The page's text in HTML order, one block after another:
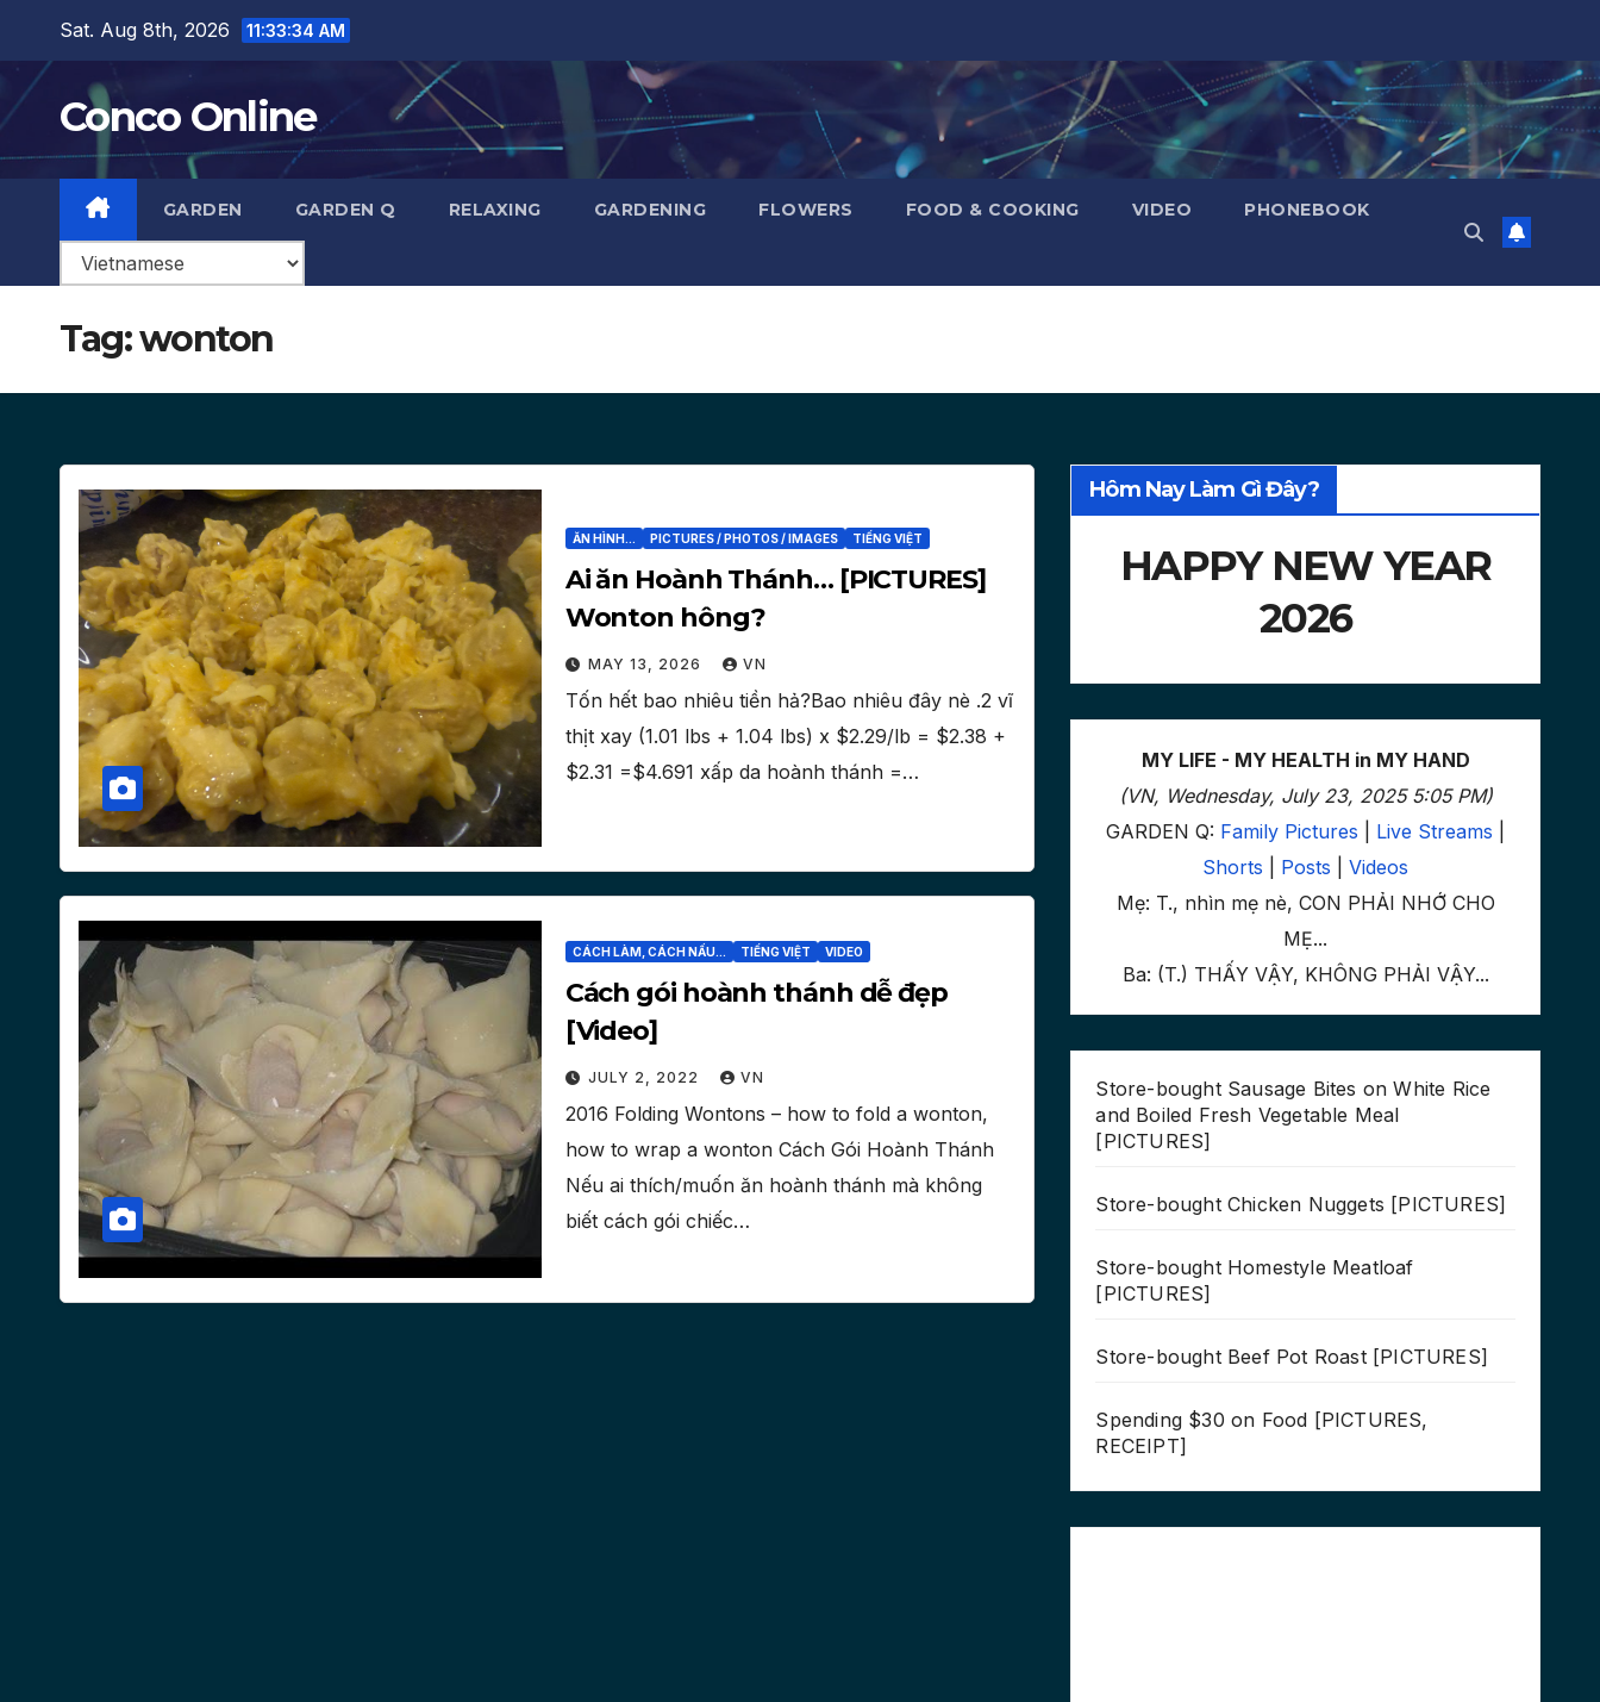
content
Sat. Aug 8th, 2026 11:33:35 AM
Conco Online
GARDEN GARDEN Q RELAXING GARDENING FLOWERS FOOD & COOKING VIDEO PHONEBOOK
Tag:wonton
ĂN HÌNH... PICTURES / PHOTOS / IMAGES TIẾNG VIỆT
Ai ăn Hoành Thánh… [PICTURES]
Wonton hông?
MAY 13, 2026 VN
Tốn hết bao nhiêu tiền hả?Bao nhiêu đây nè .2 vĩ
thịt xay (1.01 lbs + 1.04 lbs) x $2.29/lb = $2.38 +
$2.31 =$4.691 xấp da hoành thánh =…
CÁCH LÀM, CÁCH NẤU... TIẾNG VIỆT VIDEO
Cách gói hoành thánh dễ đẹp
[Video]
JULY 2, 2022 VN
2016 Folding Wontons – how to fold a wonton,
how to wrap a wonton Cách Gói Hoành Thánh
Nếu ai thích/muốn ăn hoành thánh mà không
biết cách gói chiếc…
Hôm Nay Làm Gì Đây?
HAPPY NEW YEAR
2026
MY LIFE - MY HEALTH in MY HAND
(VN, Wednesday, July 23, 2025 5:05 PM)
GARDEN Q: Family Pictures Live Streams
Shorts
Posts |Videos
Mẹ: T., nhìn mẹ nè, CON PHẢI NHỚ CHO
MẸ...
Ba: (T.) THẤY VẬY, KHÔNG PHẢI VẬY...
Store-bought Sausage Bites on White Rice
and Boiled Fresh Vegetable Meal
[PICTURES]
Store-bought Chicken Nuggets [PICTURES]
Store-bought Homestyle Meatloaf
[PICTURES]
Store-bought Beef Pot Roast [PICTURES]
Spending $30 on Food [PICTURES,
RECEIPT]